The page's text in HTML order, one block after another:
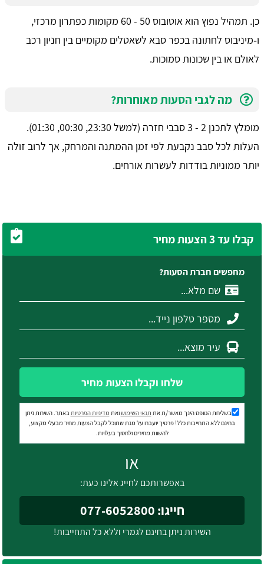
כן. תמהיל נפוץ הוא אוטובוס 50 - 60 מקומות כפתרון מרכזי,
ו‑מיניבוס לחתונה בכפר סבא לשאטלים מקומיים בין חניון רכב
לאולם או בין שכונות סמוכות.
מה לגבי הסעות מאוחרות?
מומלץ לתכנן 2 - 3 סבבי חזרה (למשל 23:30, 00:30, 01:30).
העלות לכל סבב נקבעת לפי זמן ההמתנה והמרחק, אך לרוב זולה
יותר ממוניות בודדות לעשרות אורחים.
קבלו עד 3 הצעות מחיר
מחפשים חברת הסעות?
שלחו וקבלו הצעות מחיר
בשליחת הטופס הינך מאשר/ת את תנאי השימושואת מדיניות הפרטיותבאתר. השירות ניתן
בחינם ללא התחייבות כלל! פרטיך יועברו על מנת שתוכל לקבל הצעות מחיר מבעלי מקצוע,
להשוות מחירים ולחסוך בעלויות.
או
באפשרותכם לחייג אלינו כעת:
חייגו: 077-6052800
השירות ניתן בחינם לגמרי וללא כל התחייבות!